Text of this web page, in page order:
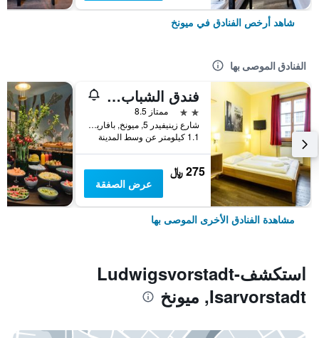
شاهد أرخص الفنادق في ميونخ
الفنادق الموصى بها
فندق الشباب يورو ميونيخ
2 نجمتين
ممتاز 8.5
شارع زينيفيدر 5, ميونخ, بافاريا, ألمانيا
1.1 كيلومتر عن وسط المدينة
275 ﷼
عرض الصفقة
مشاهدة الفنادق الأخرى الموصى بها
استكشفLudwigsvorstadt-
Isarvorstadt, ميونخ